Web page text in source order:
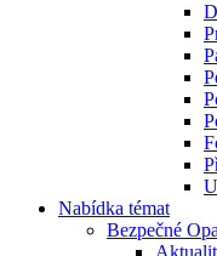
Nabídka témat
Bezpečné